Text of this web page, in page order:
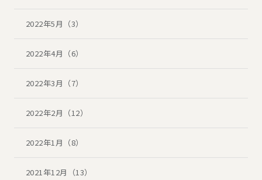
2022年5月（3）
2022年4月（6）
2022年3月（7）
2022年2月（12）
2022年1月（8）
2021年12月（13）